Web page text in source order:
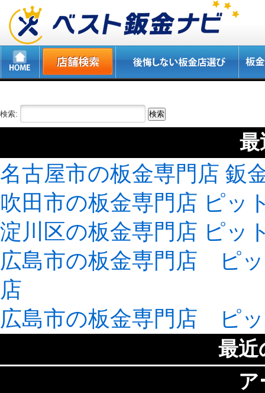
検索:
最
名古屋市の板金専門店
吹田市の板金専門店 ピッ
淀川区の板金専門店 ピッ
広島市の板金専門店 ピ
店
広島市の板金専門店 ピ
最近
ア